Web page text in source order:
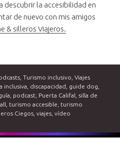
descubrir la accesibilidad en
de nuevo con mis amigos
& silleros Viajeros.
Una Ciudad que os va a
,Turismo inclusivo ,Viajes
inclusiva discapacidad guide dog
podcast Puerta Califal ,silla de
turismo accesible
turismo
Ciegos ,viajes ,vídeo